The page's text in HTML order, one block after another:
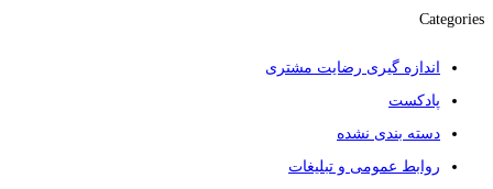
Categories
اندازه گیری رضایت مشتری
پادکست
دسته بندی نشده
روابط عمومی و تبلیغات